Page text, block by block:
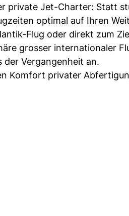
private Jet-Charter: Statt
optimal auf Ihren
Flug oder direkt zum
grosser internationaler
der Vergangenheit an.
Komfort privater